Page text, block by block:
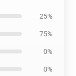
25%
75%
0%
0%